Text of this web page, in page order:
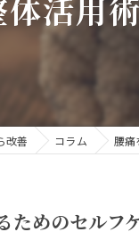
体活用術
改善 コラム 腰痛
ためのセルフ